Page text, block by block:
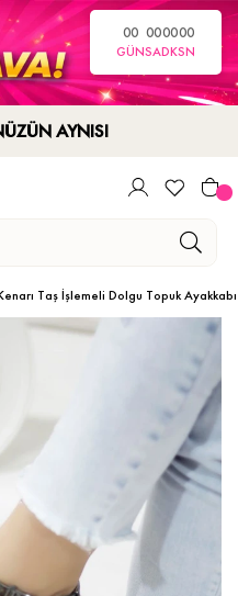
00
GÜN
00
SA
00
DK
00
SN
AYNISI
Taş İşlemeli Dolgu Topuk Ayakkabı